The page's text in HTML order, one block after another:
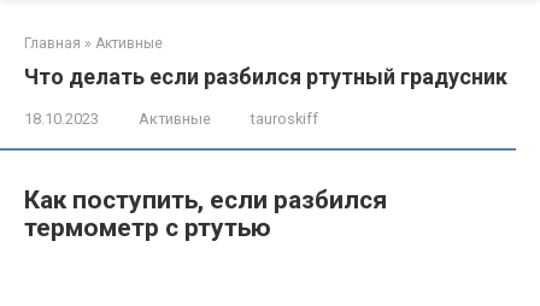
Главная » Активные
Что делать если разбился ртутный градусник
18.10.2023 Активные tauroskiff
Как поступить, если разбился
термометр с ртутью